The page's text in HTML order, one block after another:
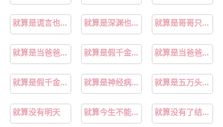
就算是谎言也没关系漫画内容 就算是深渊也要养老婆 就算是哥哥只要有爱就没问题了吧
就算是当爸爸我也愿意 就算是假千金也要努力摆烂 就算是当爸爸我也愿意动漫在哪看
就算是假千金也要勇敢摆烂txt 就算是神经病也没有关系 就算是五万头猪抓三天也抓不完
就算没有明天 就算今生不能在一起也不会忘记你 就算没有了结果就算没有了承诺